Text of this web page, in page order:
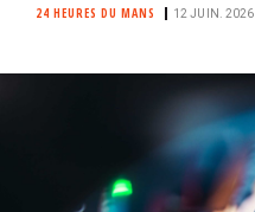
c
24 HEURES DU MANS 12 JUIN. 2026